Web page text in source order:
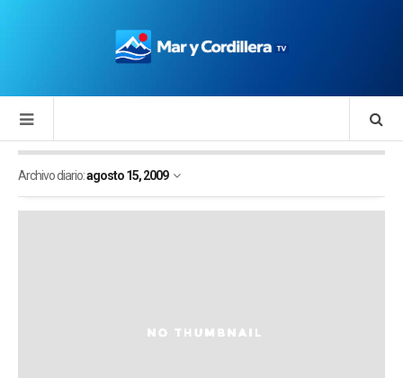
Archivo diario:agosto 15, 2009